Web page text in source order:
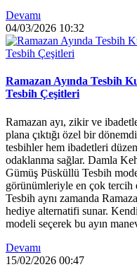
Devamı
04/03/2026 10:32
Ramazan Ayında Tesbih
Tesbih Çeşitleri
Ramazan ayı, zikir ve
plana çıktığı özel bir
tesbihler hem ibadetleri
odaklanma sağlar. Damla
Gümüş Püsküllü Tesbih
görünümleriyle en çok tercih
Tesbih aynı zamanda
hediye alternatifi sunar.
modeli seçerek bu ayın
Devamı
15/02/2026 00:47